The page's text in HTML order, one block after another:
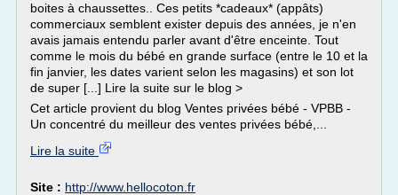
boites à chaussettes.. Ces petits *cadeaux* (appâts)
commerciaux semblent exister depuis des années, je n'en
avais jamais entendu parler avant d'être enceinte. Tout
comme le mois du bébé en grande surface (entre le 10 et la
fin janvier, les dates varient selon les magasins) et son lot
de super [...] Lire la suite sur le blog >
Cet article provient du blog Ventes privées bébé - VPBB -
Un concentré du meilleur des ventes privées bébé,...
Lire la suite
Site : http://www.hellocoton.fr